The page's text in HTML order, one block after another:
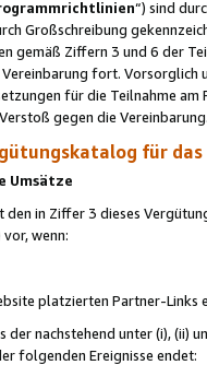
“) sind
Großschreibung
gemäß Ziffern 3 und 6 der
fort. Vorsorglich
für die Teilnahme
gegen die Vereinbarung.
für
Umsätze
den in Ziffer 3 dieses
wenn:
platzierten Partner-Links
nachstehend unter (i), (ii)
folgenden Ereignisse endet: